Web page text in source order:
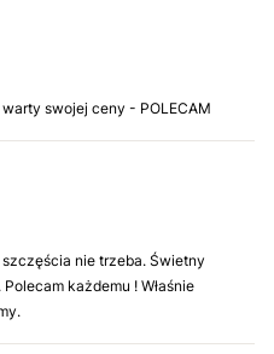
swojej ceny - POLECAM
nie trzeba. Świetny
każdemu ! Właśnie